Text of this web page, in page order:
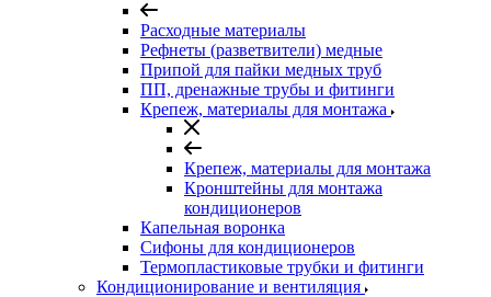
Расходные материалы
Рефнеты (разветвители) медные
Припой для пайки медных труб
ПП, дренажные трубы и фитинги
Крепеж, материалы для монтажа
Крепеж, материалы для монтажа
Кронштейны для монтажа
кондиционеров
Капельная воронка
Сифоны для кондиционеров
Термопластиковые трубки и фитинги
Кондиционирование и вентиляция